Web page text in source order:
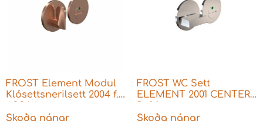
FROST Element Modul
Klósettsnerilsett 2004 f.
Skoða nánar
FROST WC Sett
ELEMENT 2001 CENTER
Skoða nánar